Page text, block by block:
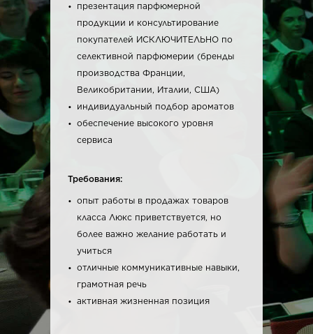
презентация парфюмерной
продукции и консультирование
покупателей ИСКЛЮЧИТЕЛЬНО по
селективной парфюмерии (бренды
производства Франции,
Великобритании, Италии, США)
индивидуальный подбор ароматов
обеспечение высокого уровня
сервиса
Требования:
опыт работы в продажах товаров
класса Люкс приветствуется, но
более важно желание работать и
учиться
отличные коммуникативные навыки,
грамотная речь
активная жизненная позиция